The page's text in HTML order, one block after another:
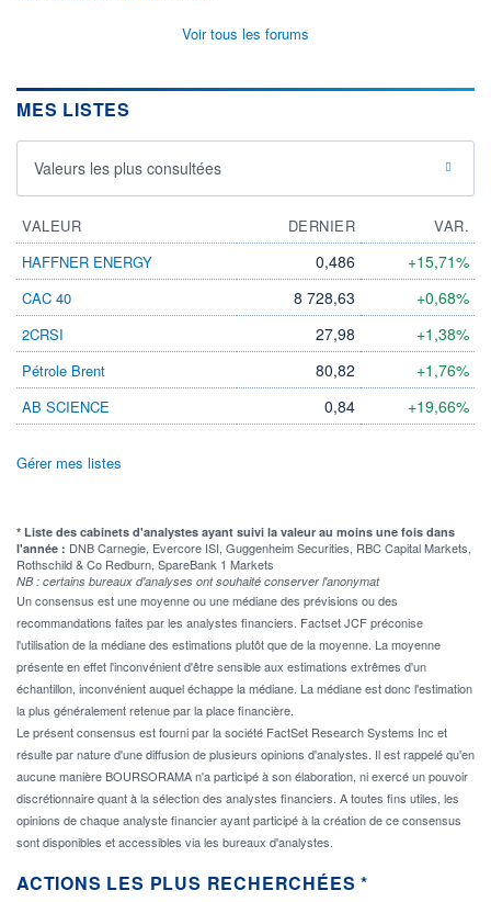
Voir tous les forums
MES LISTES
Valeurs les plus consultées
VALEUR DERNIER
VAR.
HAFFNER ENERGY
0,486 +15,71%
CAC 40 8 728,63 +0,68%
2CRSI 27,98 +1,38%
Pétrole Brent 80,82 +1,76%
AB SCIENCE 0,84 +19,66%
Gérer mes listes
* Liste des cabinets d'analystes ayant suivi la valeur au moins une fois dans
l'année : DNB Carnegie, Evercore ISI, Guggenheim Securities, RBC Capital Markets,
Rothschild & Co Redburn, SpareBank 1 Markets
NB : certains bureaux d'analyses ont souhaité conserver l'anonymat
Un consensus est une moyenne ou une médiane des prévisions ou des
recommandations faites par les analystes financiers. Factset JCF préconise
l'utilisation de la médiane des estimations plutôt que de la moyenne. La moyenne
présente en effet l'inconvénient d'être sensible aux estimations extrêmes d'un
échantillon, inconvénient auquel échappe la médiane. La médiane est donc l'estimation
la plus généralement retenue par la place financière.
Le présent consensus est fourni par la société FactSet Research Systems Inc et
résulte par nature d'une diffusion de plusieurs opinions d'analystes. Il est rappelé qu'en
aucune manière BOURSORAMA n'a participé à son élaboration, ni exercé un pouvoir
discrétionnaire quant à la sélection des analystes financiers. A toutes fins utiles, les
opinions de chaque analyste financier ayant participé à la création de ce consensus
sont disponibles et accessibles via les bureaux d'analystes.
ACTIONS LES PLUS RECHERCHÉES *